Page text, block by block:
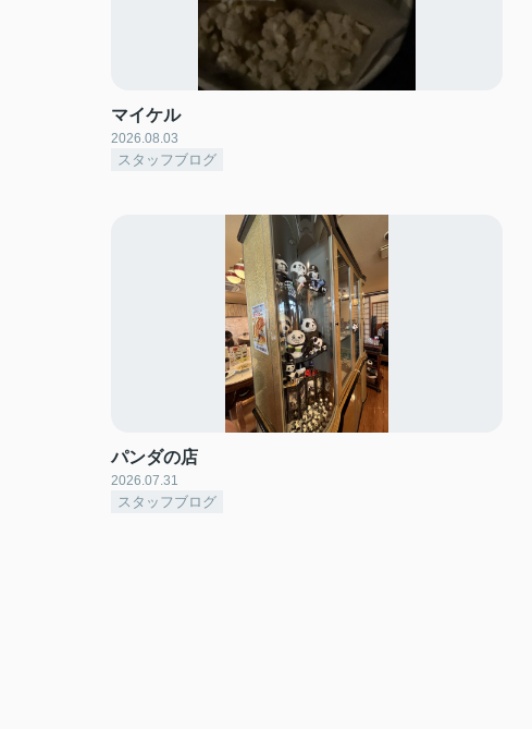
マイケル
2026.08.03
スタッフブログ
パンダの店
2026.07.31
スタッフブログ